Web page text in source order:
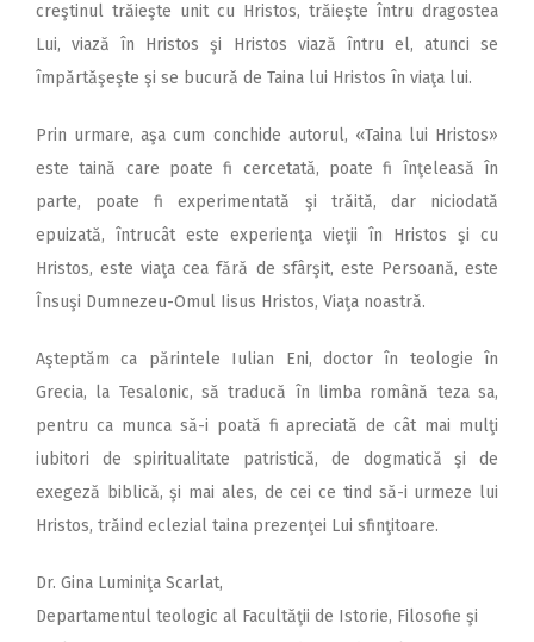
creştinul trăieşte unit cu Hristos, trăieşte întru dragostea
Lui, viază în Hristos şi Hristos viază întru el, atunci se
împărtăşeşte şi se bucură de Taina lui Hristos în viaţa lui.
Prin urmare, aşa cum conchide autorul, «Taina lui Hristos»
este taină care poate fi cercetată, poate fi înţeleasă în
parte, poate fi experimentată şi trăită, dar niciodată
epuizată, întrucât este experienţa vieţii în Hristos şi cu
Hristos, este viaţa cea fără de sfârşit, este Persoană, este
Însuşi Dumnezeu-Omul Iisus Hristos, Viaţa noastră.
Aşteptăm ca părintele Iulian Eni, doctor în teologie în
Grecia, la Tesalonic, să traducă în limba română teza sa,
pentru ca munca să-i poată fi apreciată de cât mai mulţi
iubitori de spiritualitate patristică, de dogmatică şi de
exegeză biblică, şi mai ales, de cei ce tind să-i urmeze lui
Hristos, trăind eclezial taina prezenţei Lui sfinţitoare.
Dr. Gina Luminiţa Scarlat,
Departamentul teologic al Facultăţii de Istorie, Filosofie şi